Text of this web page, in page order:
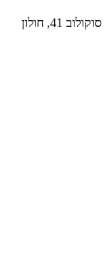
סוקולוב 41, חולון